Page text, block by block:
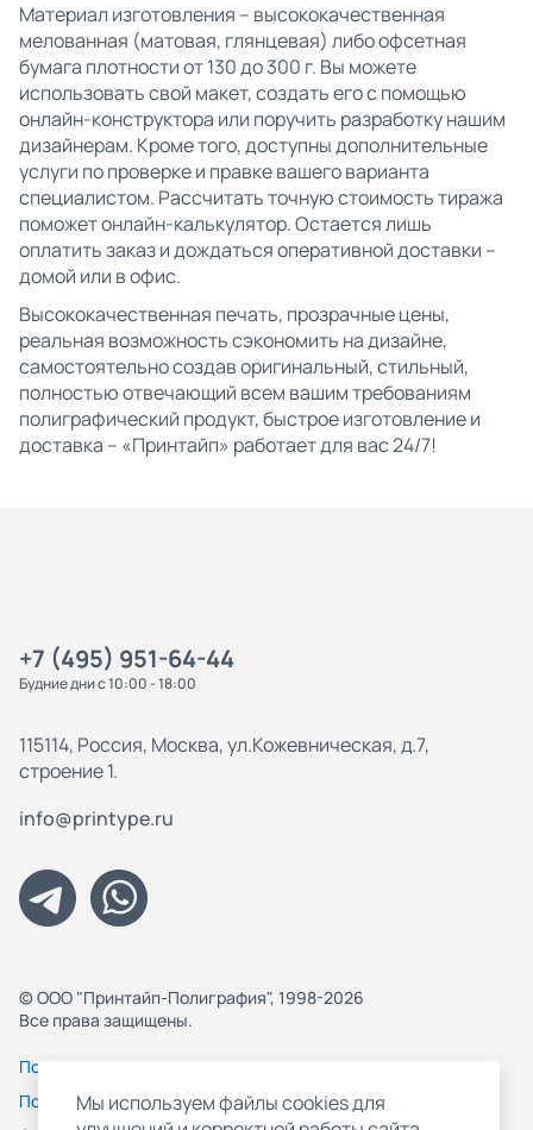
Материал изготовления – высококачественная
мелованная (матовая, глянцевая) либо офсетная
бумага плотности от 130 до 300 г. Вы можете
использовать свой макет, создать его с помощью
онлайн-конструктора или поручить разработку нашим
дизайнерам. Кроме того, доступны дополнительные
услуги по проверке и правке вашего варианта
специалистом. Рассчитать точную стоимость тиража
поможет онлайн-калькулятор. Остается лишь
оплатить заказ и дождаться оперативной доставки –
домой или в офис.
Высококачественная печать, прозрачные цены,
реальная возможность сэкономить на дизайне,
самостоятельно создав оригинальный, стильный,
полностью отвечающий всем вашим требованиям
полиграфический продукт, быстрое изготовление и
доставка – «Принтайп» работает для вас 24/7!
+7 (495) 951-64-44
Будние дни с 10:00 - 18:00
115114, Россия, Москва, ул.Кожевническая, д.7,
строение 1.
info@printype.ru
© ООО "Принтайп-Полиграфия", 1998-2026
Все права защищены.
Политика конфиденциальности
Пользовательское соглашение
Мы используем файлы cookies для